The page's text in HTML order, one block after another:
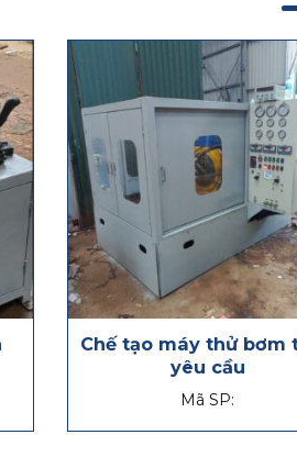
Chế tạo máy thử bơm
yêu cầu
Mã SP: